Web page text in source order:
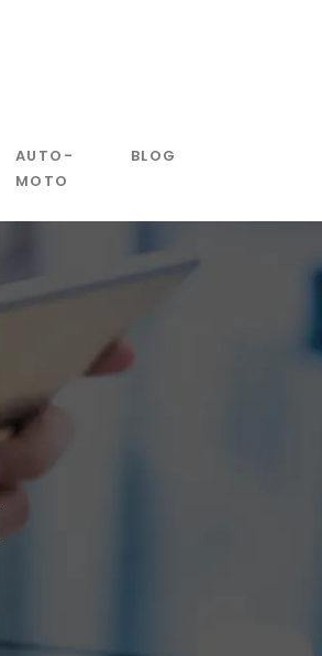
AUTO-
MOTO
BLOG